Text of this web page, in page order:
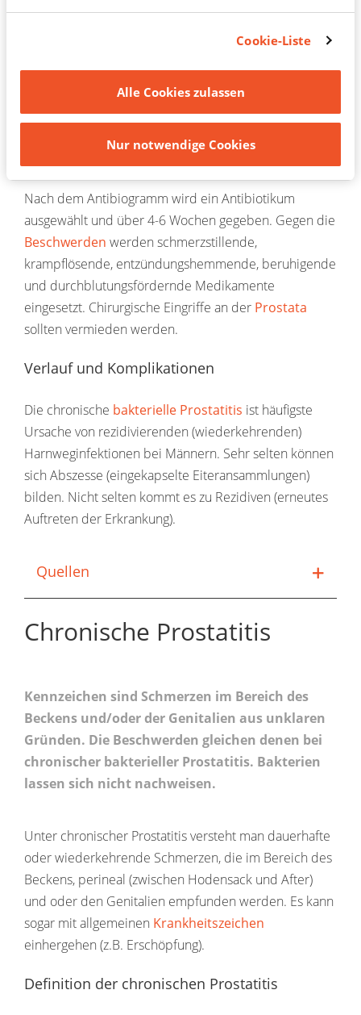
über das Cookie-Symbol in der unteren linken Ecke
des Bildschirms oder über den Link "Cookie-
Einwilligungen zu widerrufen oder Ihre Einstellungen
Cookie-Liste
Alle Cookies zulassen
Nur notwendige Cookies
beispielsweise der Prostata und im Analbereich (siehe
chronische Prostatitis). Dafür können weitere
Untersuchungen erforderlich sein.
Nach dem Antibiogramm wird ein Antibiotikum
ausgewählt und über 4-6 Wochen gegeben. Gegen die
Beschwerden werden schmerzstillende,
krampflösende, entzündungshemmende, beruhigende
und durchblutungsfördernde Medikamente
eingesetzt. Chirurgische Eingriffe an der Prostata
sollten vermieden werden.
Verlauf und Komplikationen
Die chronische bakterielle Prostatitis ist häufigste
Ursache von rezidivierenden (wiederkehrenden)
Harnweginfektionen bei Männern. Sehr selten können
sich Abszesse (eingekapselte Eiteransammlungen)
bilden. Nicht selten kommt es zu Rezidiven (erneutes
Auftreten der Erkrankung).
Quellen
Chronische Prostatitis
Kennzeichen sind Schmerzen im Bereich des
Beckens und/oder der Genitalien aus unklaren
Gründen. Die Beschwerden gleichen denen bei
chronischer bakterieller Prostatitis. Bakterien
lassen sich nicht nachweisen.
Unter chronischer Prostatitis versteht man dauerhafte
oder wiederkehrende Schmerzen, die im Bereich des
Beckens, perineal (zwischen Hodensack und After)
und oder den Genitalien empfunden werden. Es kann
sogar mit allgemeinen Krankheitszeichen
einhergehen (z.B. Erschöpfung).
Definition der chronischen Prostatitis